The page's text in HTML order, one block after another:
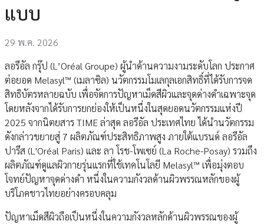
แบบ
29 พ.ค. 2026
ลอรีอัล กรุ๊ป (L’Oréal Groupe) ผู้นำด้านความงามระดับโลก ประกาศ
ต่อยอด Melasyl™ (เมลาซิล) นวัตกรรมโมเลกุลเอกสิทธิ์ที่ได้รับการจด
สิทธิบัตรหลายฉบับ เพื่อจัดการปัญหาเม็ดสีผิวและจุดด่างดำเฉพาะจุด
โดยหลังจากได้รับการยกย่องให้เป็นหนึ่งในสุดยอดนวัตกรรมแห่งปี
2025 จากนิตยสาร TIME ล่าสุด ลอรีอัล ประเทศไทย ได้นำนวัตกรรม
ดังกล่าวขยายสู่ 7 ผลิตภัณฑ์ประสิทธิภาพสูง ภายใต้แบรนด์ ลอรีอัล
ปารีส (L'Oréal Paris) และ ลา โรช-โพเซย์ (La Roche-Posay) รวมถึง
ผลิตภัณฑ์ดูแลผิวกายรุ่นแรกที่ใช้เทคโนโลยี Melasyl™ เพื่อมุ่งตอบ
โจทย์ปัญหาจุดด่างดำ หนึ่งในความกังวลด้านผิวพรรณหลักของผู้
บริโภคชาวไทยอย่างครอบคลุม
ปัญหาเม็ดสีผิวถือเป็นหนึ่งในความกังวลหลักด้านผิวพรรณของผู้